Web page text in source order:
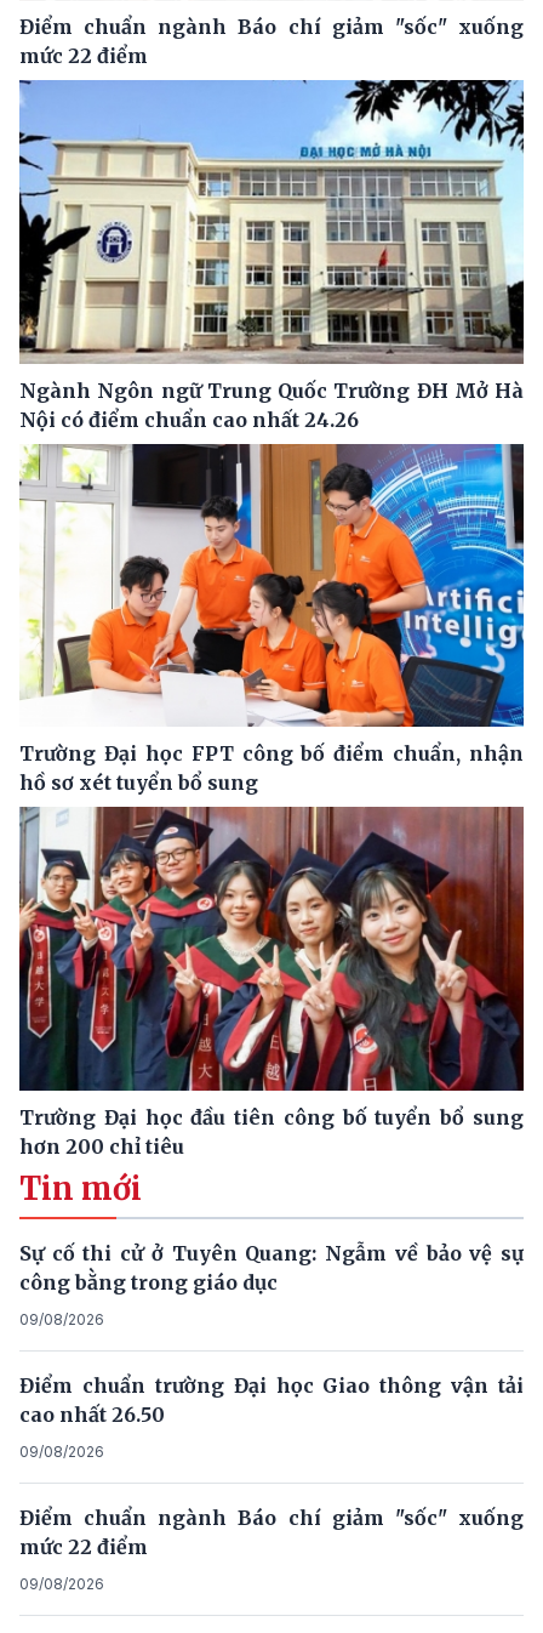
Điểm chuẩn ngành Báo chí giảm "sốc" xuống
mức 22 điểm
Ngành Ngôn ngữ Trung Quốc Trường ĐH Mở Hà
Nội có điểm chuẩn cao nhất 24.26
Trường Đại học FPT công bố điểm chuẩn, nhận
hồ sơ xét tuyển bổ sung
Trường Đại học đầu tiên công bố tuyển bổ sung
hơn 200 chỉ tiêu
Tin mới
Sự cố thi cử ở Tuyên Quang: Ngẫm về bảo vệ sự
công bằng trong giáo dục
09/08/2026
Điểm chuẩn trường Đại học Giao thông vận tải
cao nhất 26.50
09/08/2026
Điểm chuẩn ngành Báo chí giảm "sốc" xuống
mức 22 điểm
09/08/2026